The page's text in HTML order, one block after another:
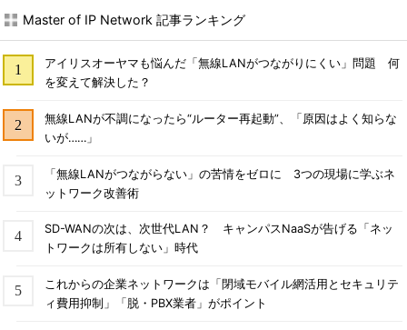
Master of IP Network 記事ランキング
アイリスオーヤマも悩んだ「無線LANがつながりにくい」問題 何
を変えて解決した？
無線LANが不調になったら“ルーター再起動”、「原因はよく知らな
いが……」
「無線LANがつながらない」の苦情をゼロに 3つの現場に学ぶネ
ットワーク改善術
SD-WANの次は、次世代LAN？ キャンパスNaaSが告げる「ネッ
トワークは所有しない」時代
これからの企業ネットワークは「閉域モバイル網活用とセキュリテ
ィ費用抑制」「脱・PBX業者」がポイント